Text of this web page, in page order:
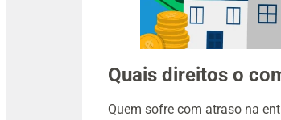
Quais direitos o
Quem sofre com atraso na